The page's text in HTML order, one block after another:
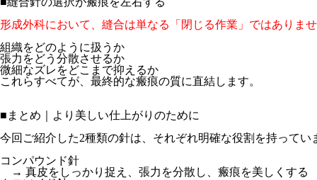
形成外科において、縫合は単なる「閉じる作業」ではありま
組織をどのように扱うか
張力をどう分散させるか
微細なズレをどこまで抑えるか
これらすべてが、最終的な瘢痕の質に直結します。
■まとめ｜より美しい仕上がりのために
今回ご紹介した2種類の針は、それぞれ明確な役割を持ってい
コンパウンド針
→ 真皮をしっかり捉え、張力を分散し、瘢痕を美しくする